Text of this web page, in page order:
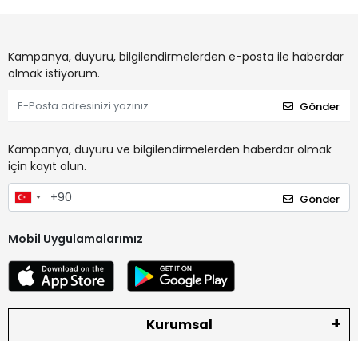
Kampanya, duyuru, bilgilendirmelerden e-posta ile haberdar
olmak istiyorum.
Gönder
Kampanya, duyuru ve bilgilendirmelerden haberdar olmak
için kayıt olun.
Gönder
Mobil Uygulamalarımız
Kurumsal